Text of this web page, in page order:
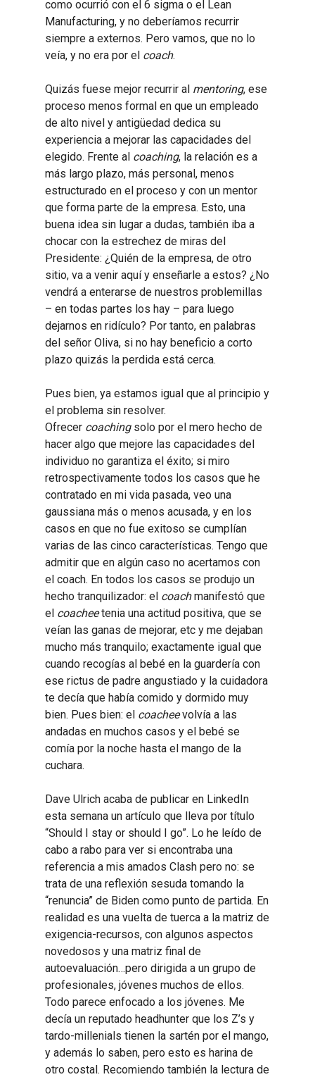
como ocurrió con el 6 sigma o el Lean
Manufacturing, y no deberíamos recurrir
siempre a externos. Pero vamos, que no lo
veía, y no era por el coach.
Quizás fuese mejor recurrir al mentoring, ese
proceso menos formal en que un empleado
de alto nivel y antigüedad dedica su
experiencia a mejorar las capacidades del
elegido. Frente al coaching, la relación es a
más largo plazo, más personal, menos
estructurado en el proceso y con un mentor
que forma parte de la empresa. Esto, una
buena idea sin lugar a dudas, también iba a
chocar con la estrechez de miras del
Presidente: ¿Quién de la empresa, de otro
sitio, va a venir aquí y enseñarle a estos? ¿No
vendrá a enterarse de nuestros problemillas
– en todas partes los hay – para luego
dejarnos en ridículo? Por tanto, en palabras
del señor Oliva, si no hay beneficio a corto
plazo quizás la perdida está cerca.
Pues bien, ya estamos igual que al principio y
el problema sin resolver.
Ofrecer coachingsolo por el mero hecho de
hacer algo que mejore las capacidades del
individuo no garantiza el éxito; si miro
retrospectivamente todos los casos que he
contratado en mi vida pasada, veo una
gaussiana más o menos acusada, y en los
casos en que no fue exitoso se cumplían
varias de las cinco características. Tengo que
admitir que en algún caso no acertamos con
el coach. En todos los casos se produjo un
hecho tranquilizador: el coachmanifestó que
el coacheetenia una actitud positiva, que se
veían las ganas de mejorar, etc y me dejaban
mucho más tranquilo; exactamente igual que
cuando recogías al bebé en la guardería con
ese rictus de padre angustiado y la cuidadora
te decía que había comido y dormido muy
bien. Pues bien: el coacheevolvía a las
andadas en muchos casos y el bebé se
comía por la noche hasta el mango de la
cuchara.
Dave Ulrich acaba de publicar en LinkedIn
esta semana un artículo que lleva por título
“Should I stay or should I go”. Lo he leído de
cabo a rabo para ver si encontraba una
referencia a mis amados Clash pero no: se
trata de una reflexión sesuda tomando la
“renuncia” de Biden como punto de partida. En
realidad es una vuelta de tuerca a la matriz de
exigencia-recursos, con algunos aspectos
novedosos y una matriz final de
autoevaluación…pero dirigida a un grupo de
profesionales, jóvenes muchos de ellos.
Todo parece enfocado a los jóvenes. Me
decía un reputado headhunter que los Z’s y
tardo-millenials tienen la sartén por el mango,
y además lo saben, pero esto es harina de
otro costal. Recomiendo también la lectura de